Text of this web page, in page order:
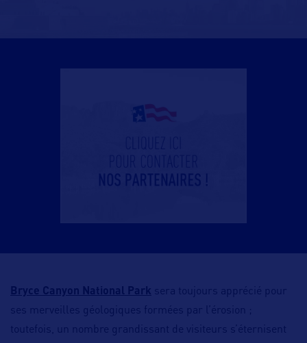
Bryce Canyon National Park sera toujours apprécié pour
ses merveilles géologiques formées par l’érosion ;
toutefois, un nombre grandissant de visiteurs s’éternisent